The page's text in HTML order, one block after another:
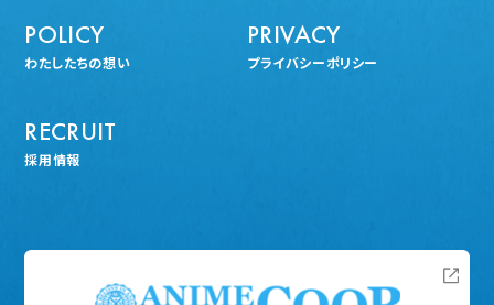
POLICY
わたしたちの想い
RECRUIT
採用情報
PRIVACY
プライバシーポリシー